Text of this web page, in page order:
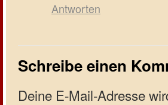
Antworten
Schreibe einen
Deine E-Mail-Adresse